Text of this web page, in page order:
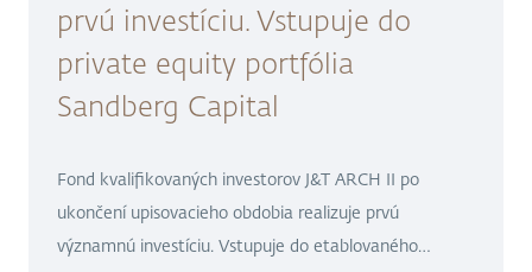
prvú investíciu. Vstupuje do
private equity portfólia
Sandberg Capital
Fond kvalifikovaných investorov J&T ARCH II po
ukončení upisovacieho obdobia realizuje prvú
významnú investíciu. Vstupuje do etablovaného